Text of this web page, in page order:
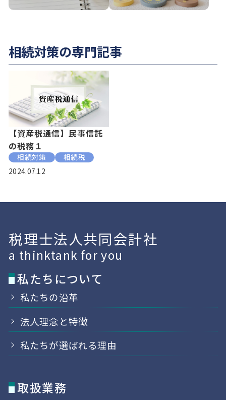
相続対策の専門記事
【資産税通信】民事信託
の税務１
相続対策
相続税
2024.07.12
税理士法人共同会計社
a thinktank for you
私たちについて
私たちの沿革
法人理念と特徴
私たちが選ばれる理由
取扱業務